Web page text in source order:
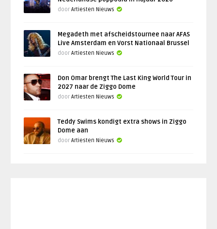
doorArtiesten Nieuws
Megadeth met afscheidstournee naar AFAS
Live Amsterdam en Vorst Nationaal Brussel
doorArtiesten Nieuws
Don Omar brengt The Last King World Tour in
2027 naar de Ziggo Dome
doorArtiesten Nieuws
Teddy Swims kondigt extra shows in Ziggo
Dome aan
doorArtiesten Nieuws